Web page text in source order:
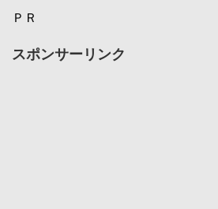
ＰＲ
スポンサーリンク